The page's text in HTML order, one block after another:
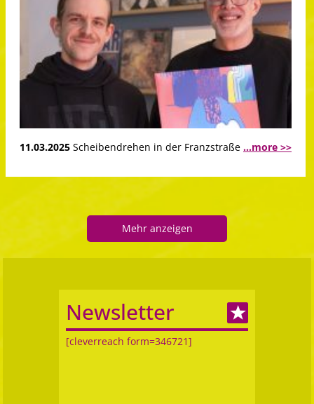
11.03.2025 Scheibendrehen in der Franzstraße ...more >>
Mehr anzeigen
Newsletter
[cleverreach form=346721]